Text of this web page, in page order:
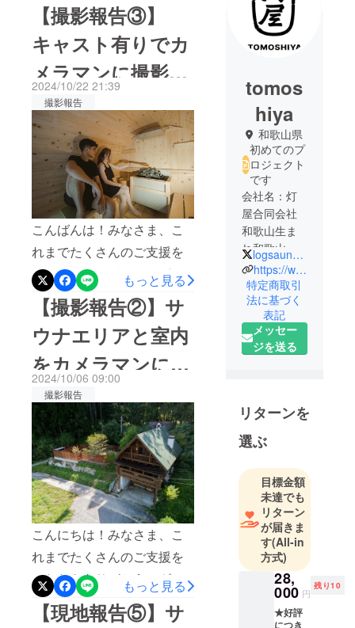
【撮影報告③】
キャスト有りでカ
メラマンに撮影し
てもらいました！
2024/10/22 21:39
撮影報告
こんばんは！みなさま、こ
れまでたくさんのご支援を
いただきありがとうござい
ます。今回の活動報告で
は、当施設
「log&amp;sauna 和 -
nagomi, wakayama -」 にて
キャスト有り撮影を実施し
たことをご報告させていた
だきます。今回撮影した写
真をHPにもアップし、リ
ニューアルさせていただき
ました。ぜひ一度ご確認い
ただけますと幸いです。＜
詳細はこちら＞HP：
https://nagomi-
wakayama.snack.chillnn.co
m/snack/topショート動画
もっと見る
【撮影報告②】サ
ウナエリアと室内
をカメラマンに撮
影してもらいまし
た！
2024/10/06 09:00
撮影報告
こんにちは！みなさま、こ
れまでたくさんのご支援を
いただきありがとうござい
ます。今回の活動報告で
は、当施設
もっと見る
【現地報告⑤】サ
tomos
hiya
和歌山県
初めてのプ
ロジェクト
です
会社名：灯
屋合同会社
和歌山生ま
れ和歌山育
ちの共同代
表2名で立ち
上げた会
社。
麳 聖貴
（こむぎ
まれ、大
江 一生
（おおえ
は1995生ま
れで、同じ
高校出身で
硬式野球部
に所属。大
学を卒業
後、東京・
大阪で大手IT
企業に勤
logsauna_nagomi
https://www.instagram.com/nagomi_wakayama_official
特定商取引
法に基づく
表記
メッセー
ジを送る
リターンを
選ぶ
目標金額
未達でも
リターン
が届きま
す(All-in
方式)
28,
000 円
残り10
★好評
につき